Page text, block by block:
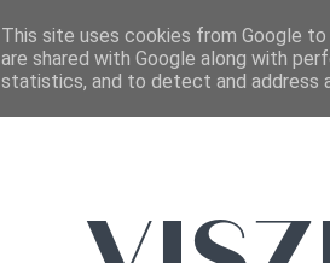
This site uses cookies from Google
are shared with Google along with
statistics, and to detect and address